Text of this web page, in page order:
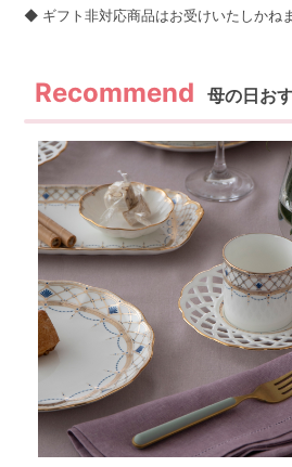
◆ ギフト非対応商品はお受けいたしかねま
母の日お